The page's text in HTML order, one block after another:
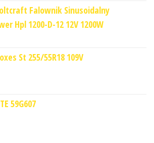
Falownik Sinusoidalny
Hpl 1200-D-12 12V 1200W
St 255/55R18 109V
59G607